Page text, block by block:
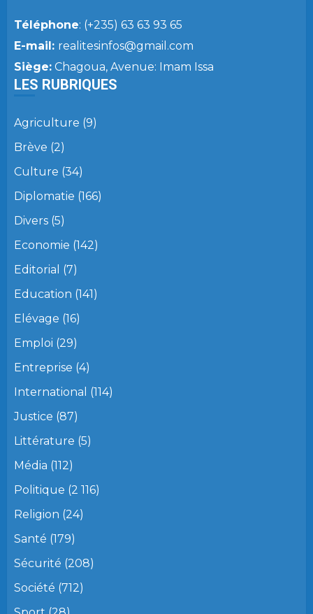
Téléphone: (+235) 63 63 93 65
E-mail: realitesinfos@gmail.com
Siège: Chagoua, Avenue: Imam Issa
LES RUBRIQUES
Agriculture (9)
Brève (2)
Culture (34)
Diplomatie (166)
Divers (5)
Economie (142)
Editorial (7)
Education (141)
Elévage (16)
Emploi (29)
Entreprise (4)
International (114)
Justice (87)
Littérature (5)
Média (112)
Politique (2 116)
Religion (24)
Santé (179)
Sécurité (208)
Société (712)